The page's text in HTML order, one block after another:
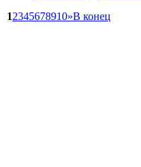
12345678910»В конец